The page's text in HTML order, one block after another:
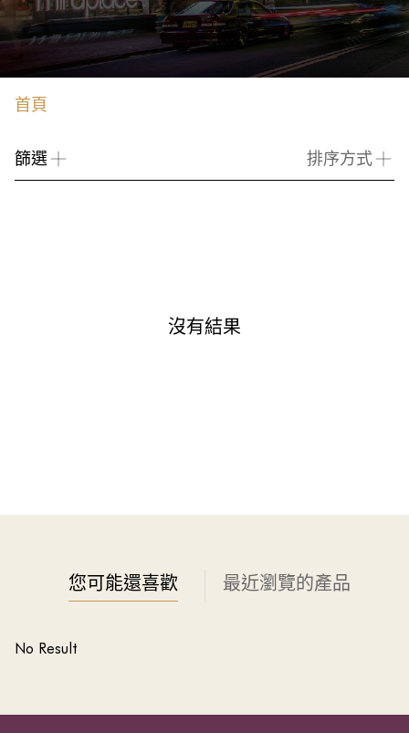
首頁
篩選 排序方式
沒有結果
您可能還喜歡 最近瀏覽的產品
No Result